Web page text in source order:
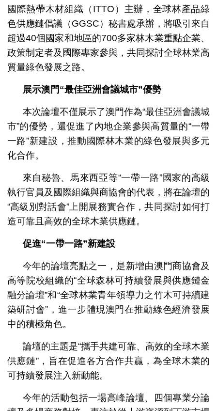
國際熱帶木材組織（ITTO）主辦，全球林產品綠
色供應鏈倡議（GGSC）秘書處承辦，將吸引來自
超過40個國家和地區的700多家林木業重點企業、
政策制定者及國際專家參與，共同探討全球林業高
質量綠色發展之路。
展示澳門“最佳亞洲會議城市”優勢
本次論壇不僅展示了澳門作為“最佳亞洲會議城
市”的優勢，還促進了內地企業參與高質量的“一帶
一路”新建設，推動國際林木業的綠色發展與多元
化合作。
來自秘魯、馬來西亞等“一帶一路”國家的高級
執行官員及國際組織與商協會的代表，將在論壇的
“高級別對話會”上開展務實合作，共同探討如何打
造可靠且高效的全球木業供應鏈。
促進“一帶一路”新建設
今年的論壇亮點之一，是新增由澳門商協會及
高等院校組織的“全球森林可持續發展與供應鏈金
融分論壇”和“全球林業青年領導力之竹木可持續建
築研討會”，進一步體現澳門在推動綠色經濟發展
中的積極角色。
論壇的主題是“攜手共建可靠、高效的全球木業
供應鏈”，旨在促進各方合作共贏，為全球木業的
可持續發展注入新動能。
今年的活動包括一場高峰論壇、四個專業分論